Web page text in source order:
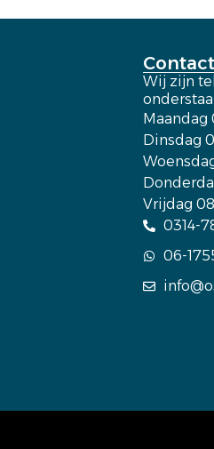
Wij zijn
Maandag
Dinsdag
Vrijdag
0314-
06-